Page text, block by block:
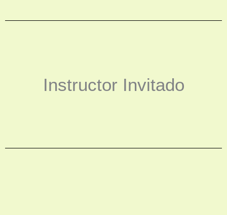
Instructor Invitado